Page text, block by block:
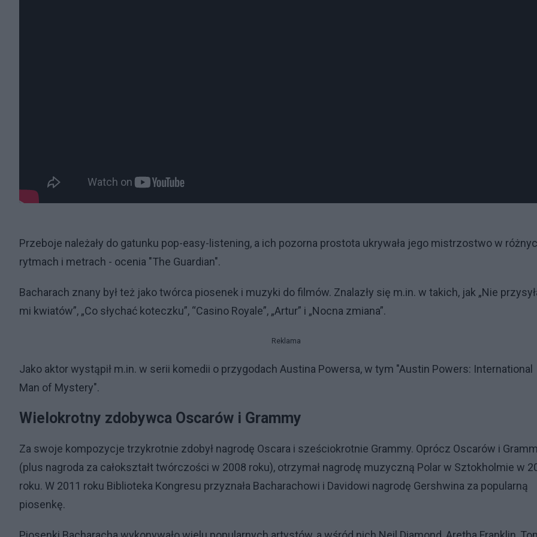
Przeboje należały do gatunku pop-easy-listening, a ich pozorna prostota ukrywała jego mistrzostwo w
rytmach i metrach - ocenia "The Guardian".
Bacharach znany był też jako twórca piosenek i muzyki do filmów. Znalazły się m.in. w takich, jak „Nie
mi kwiatów”, „Co słychać koteczku”, “Casino Royale”, „Artur” i „Nocna zmiana”.
Reklama
Jako aktor wystąpił m.in. w serii komedii o przygodach Austina Powersa, w tym "Austin Powers: International
Man of Mystery".
Wielokrotny zdobywca Oscarów i Grammy
Za swoje kompozycje trzykrotnie zdobył nagrodę Oscara i sześciokrotnie Grammy. Oprócz Oscarów i
(plus nagroda za całokształt twórczości w 2008 roku), otrzymał nagrodę muzyczną Polar w Sztokholmie w
roku. W 2011 roku Biblioteka Kongresu przyznała Bacharachowi i Davidowi nagrodę Gershwina za popularną
piosenkę.